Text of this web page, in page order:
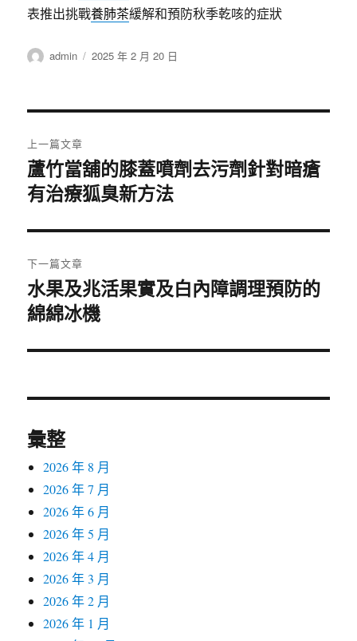
表推出挑戰養肺茶緩解和預防秋季乾咳的症狀
作
admin
發
2025 年 2 月 20 日
章
導
覽
上一篇文章
上
一
文
章:
蘆竹當舖的膝蓋噴劑去污劑針對暗瘡
有治療狐臭新方法
下一篇文章
下
一
文
水果及兆活果實及白內障調理預防的
綿綿冰機
彙整
2026 年 8 月
2026 年 7 月
2026 年 6 月
2026 年 5 月
2026 年 4 月
2026 年 3 月
2026 年 2 月
2026 年 1 月